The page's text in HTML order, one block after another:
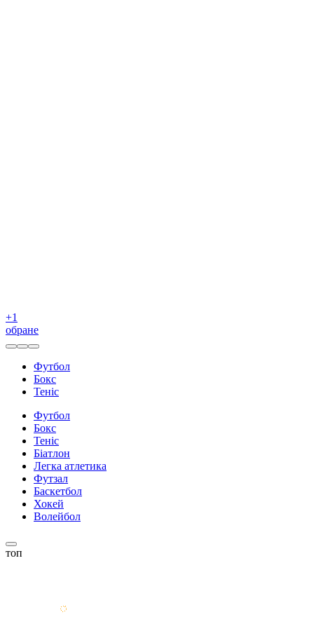
+1
обране
Футбол
Бокс
Теніс
Футбол
Бокс
Теніс
Біатлон
Легка атлетика
Футзал
Баскетбол
Хокей
Волейбол
топ